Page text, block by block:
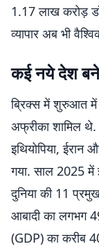
1.17 लाख करोड़
व्यापार अब भी
कई नये देश
ब्रिक्स में शुरुआत में
अफ्रीका शामिल
इथियोपिया, ईरान
गया. साल 2025 में
दुनिया की 11
आबादी का लगभग
(GDP) का करीब